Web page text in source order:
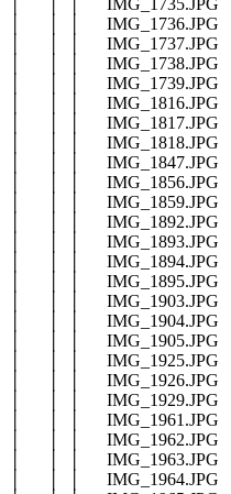
│ │ │ IMG_1735.JPG
│ │ │ IMG_1736.JPG
│ │ │ IMG_1737.JPG
│ │ │ IMG_1738.JPG
│ │ │ IMG_1739.JPG
│ │ │ IMG_1816.JPG
│ │ │ IMG_1817.JPG
│ │ │ IMG_1818.JPG
│ │ │ IMG_1847.JPG
│ │ │ IMG_1856.JPG
│ │ │ IMG_1859.JPG
│ │ │ IMG_1892.JPG
│ │ │ IMG_1893.JPG
│ │ │ IMG_1894.JPG
│ │ │ IMG_1895.JPG
│ │ │ IMG_1903.JPG
│ │ │ IMG_1904.JPG
│ │ │ IMG_1905.JPG
│ │ │ IMG_1925.JPG
│ │ │ IMG_1926.JPG
│ │ │ IMG_1929.JPG
│ │ │ IMG_1961.JPG
│ │ │ IMG_1962.JPG
│ │ │ IMG_1963.JPG
│ │ │ IMG_1964.JPG